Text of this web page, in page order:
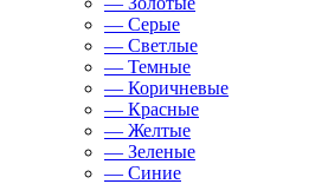
— Серые
— Светлые
— Темные
— Коричневые
— Красные
— Желтые
— Зеленые
— Синие